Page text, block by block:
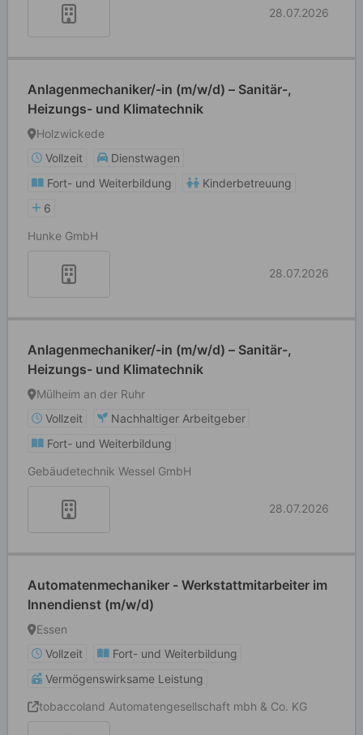
28.07.2026
Anlagenmechaniker/-in (m/w/d) – Sanitär-,
Heizungs- und Klimatechnik
Holzwickede
Vollzeit
Dienstwagen
Fort- und Weiterbildung
Kinderbetreuung
6
Hunke GmbH
28.07.2026
Anlagenmechaniker/-in (m/w/d) – Sanitär-,
Heizungs- und Klimatechnik
Mülheim an der Ruhr
Vollzeit
Nachhaltiger Arbeitgeber
Fort- und Weiterbildung
Gebäudetechnik Wessel GmbH
28.07.2026
Automatenmechaniker - Werkstattmitarbeiter im
Innendienst (m/w/d)
Essen
Vollzeit
Fort- und Weiterbildung
Vermögenswirksame Leistung
tobaccoland Automatengesellschaft mbh & Co. KG